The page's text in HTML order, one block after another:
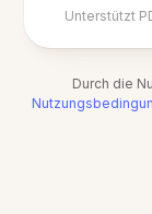
Unterstützt
Durch die